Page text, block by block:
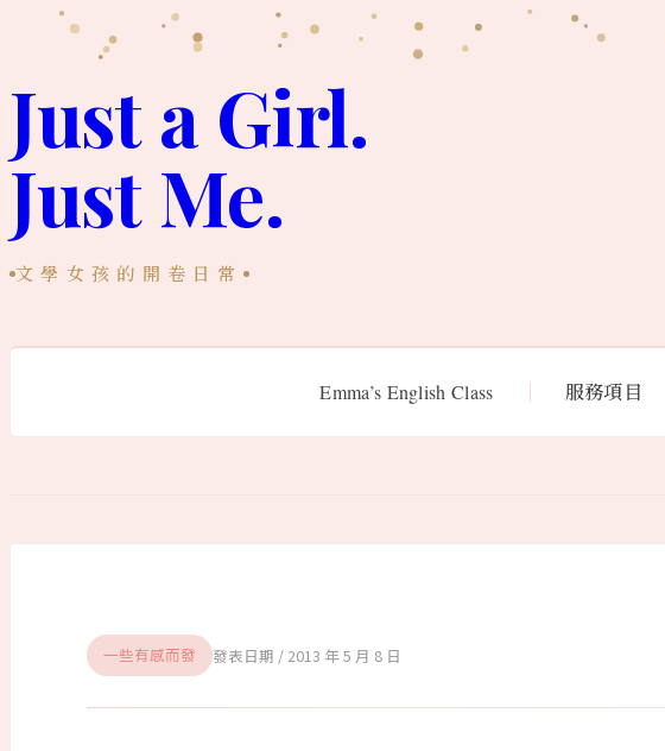
要
內
容
Just a Girl.
Just Me.
文學女孩的開卷日常
Emma’s English Class 服務項目
一些有感而發 2013 年 5 月 8 日